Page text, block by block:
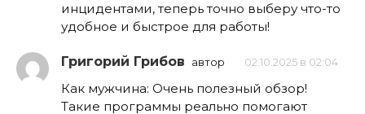
инцидентами, теперь точно выберу что-то
удобное и быстрое для работы!
Григорий Грибов автор 02.10.2025 в 02:04
Как мужчина: Очень полезный обзор!
Такие программы реально помогают